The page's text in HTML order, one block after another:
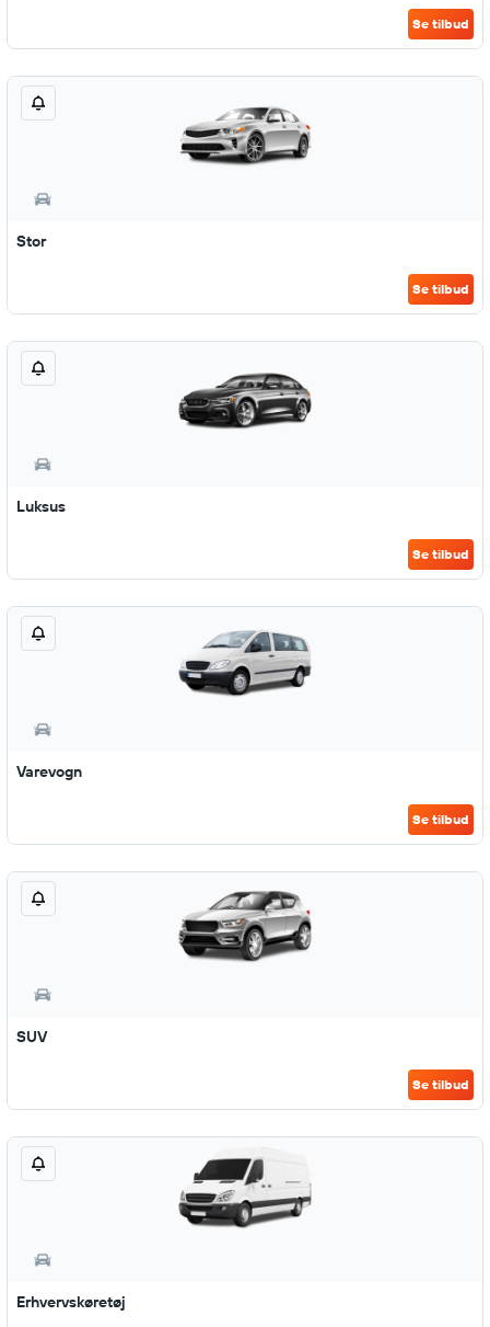
Se tilbud
Stor
Se tilbud
Luksus
Se tilbud
Varevogn
Se tilbud
SUV
Se tilbud
Erhvervskøretøj